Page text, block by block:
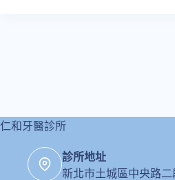
牙
仁和牙醫診所
診所地址
新北市土城區中央路二